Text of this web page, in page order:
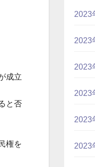
成立
と否
権を
2023
2023
2023
2023
2023
2023